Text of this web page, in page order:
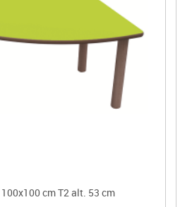
cm T2 alt. 53 cm